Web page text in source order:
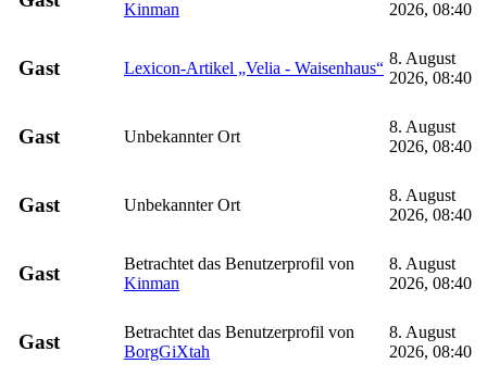
Kinman 2026, 08:40
Gast Lexicon-Artikel „Velia - Waisenhaus“
8. August
2026, 08:40
Gast Unbekannter Ort
8. August
2026, 08:40
Gast Unbekannter Ort
8. August
2026, 08:40
Gast
Betrachtet das Benutzerprofil von
Kinman
8. August
2026, 08:40
Gast
Betrachtet das Benutzerprofil von
BorgGiXtah
8. August
2026, 08:40